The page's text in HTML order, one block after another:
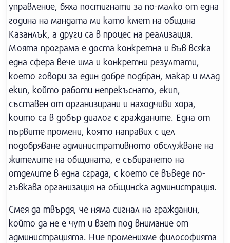
управление, бяха постигнати за по-малко от една
година на мандата ми като кмет на община
Казанлък, а други са в процес на реализация.
Моята програма е доста конкретна и във всяка
една сфера вече има и конкретни резултати,
което говори за един добре подбран, макар и млад
екип, който работи непрекъснато, екип,
съставен от организирани и находчиви хора,
които са в добър диалог с гражданите. Една от
първите промени, която направих с цел
подобряване административното обслужване на
жителите на общината, е събирането на
отделите в една сграда, с което се въведе по-
гъвкава организация на общинска администрация.
Смея да твърдя, че няма сигнал на гражданин,
който да не е чут и взет под внимание от
администрацията. Ние променихме философията